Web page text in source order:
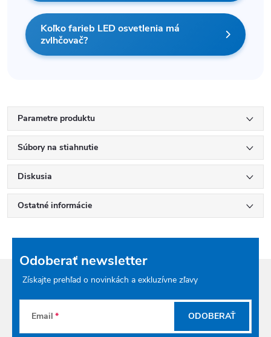
Koľko farieb LED osvetlenia má
zvlhčovač?
Parametre produktu
Súbory na stiahnutie
Diskusia
Ostatné informácie
Odoberať newsletter
Získajte prehľad o novinkách a exkluzívne zľavy
Email ODOBERAŤ